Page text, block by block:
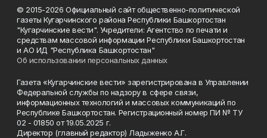
© 2015-2026 Официальный сайт общественно-политической
газеты Кугарчинского района Республики Башкортостан
"Кугарчинские вести". Учредители: Агентство по печати и
средствам массовой информации Республики Башкортостан
и АО ИД "Республика Башкортостан"
Об использовании персональных данных
Газета «Кугарчинские вести» зарегистрирована в Управлении
Федеральной службы по надзору в сфере связи,
информационных технологий и массовых коммуникаций по
Республике Башкортостан. Регистрационный номер ПИ № ТУ
02 - 01850 от 19.05.2025 г.
Директор (главный редактор) Ладыженко А.Г.